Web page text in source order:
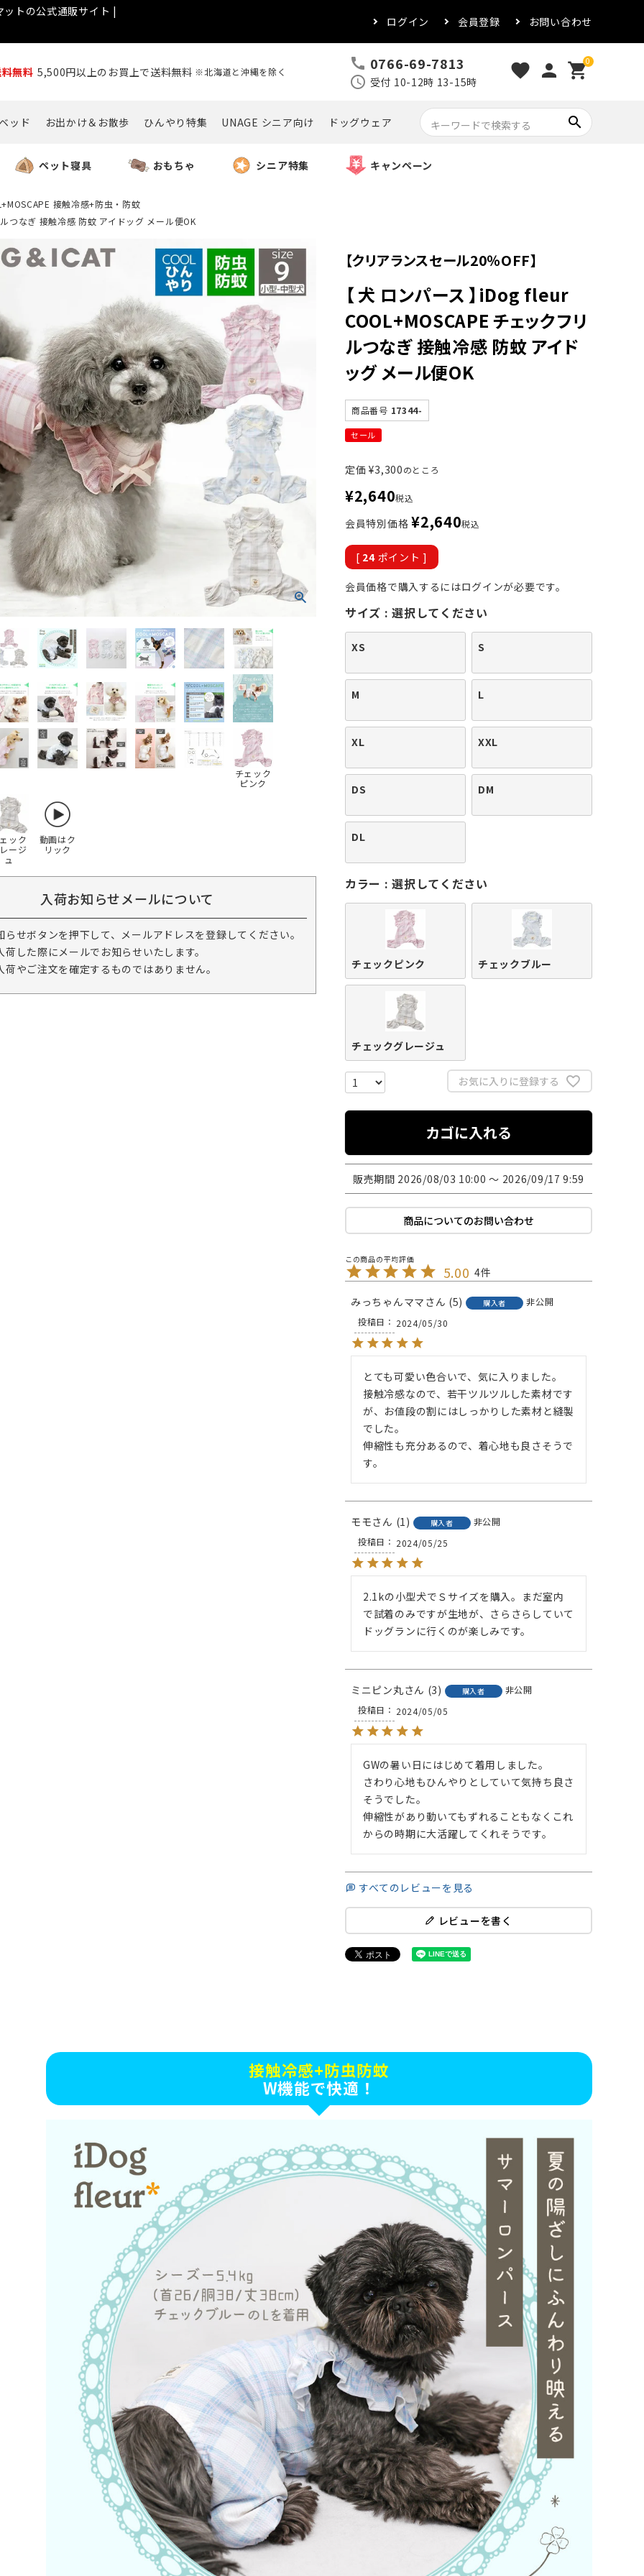
トの公式通販サイト |
ログイン 会員登録 お問い合わせ
無料 5,500円以上のお買上で送料無料 ※北海道と沖縄を除く call 0766-69-7813
schedule 受付 10-12時 13-15時
favorite person 0
shopping_cart
ッド お出かけ＆お散歩 ひんやり特集 UNAGE シニア向け ドッグウェア search
ペット寝具 おもちゃ シニア特集 キャンペーン
接触冷感+防虫・防蚊
つなぎ 接触冷感 防蚊 アイドッグ メール便OK
チェック
ピンク
ック
ージ
ュ
動画はク
リック
入荷お知らせメールについて
らせボタンを押下して、メールアドレスを登録してください。
荷した際にメールでお知らせいたします。
荷やご注文を確定するものではありません。
【クリアランスセール20％OFF】
【 犬 ロンパース 】iDog fleur
COOL+MOSCAPE チェックフリ
ルつなぎ 接触冷感 防蚊 アイド
ッグ メール便OK
商品番号 17344-
セール
定価 ¥3,300のところ
¥2,640税込
会員特別価格 ¥2,640税込
[ 24 ポイント ]
会員価格で購入するにはログインが必要です。
サイズ 選択してください
XS S
M L
XL XXL
DS DM
DL
カラー 選択してください
チェックピンク チェックブルー
チェックグレージュ
お気に入りに登録する
カゴに入れる
販売期間 2026/08/03 10:00〜 2026/09/17 9:59
商品についてのお問い合わせ
5.00 4
みっちゃんママ 5 購入者
非公開
投稿日
2024/05/30
とても可愛い色合いで、気に入りました。
接触冷感なので、若干ツルツルした素材です
が、お値段の割にはしっかりした素材と縫製
でした。
伸縮性も充分あるので、着心地も良さそうで
す。
モモ 1 購入者
非公開
投稿日
2024/05/25
2.1kの小型犬でＳサイズを購入。まだ室内
で試着のみですが生地が、さらさらしていて
ドッグランに行くのが楽しみです。
ミニピン丸 3 購入者
非公開
投稿日
2024/05/05
GWの暑い日にはじめて着用しました。
さわり心地もひんやりとしていて気持ち良さ
そうでした。
伸縮性があり動いてもずれることもなくこれ
すべてのレビューを見る
レビューを書く
接触冷感+防虫防蚊
W機能で快適！